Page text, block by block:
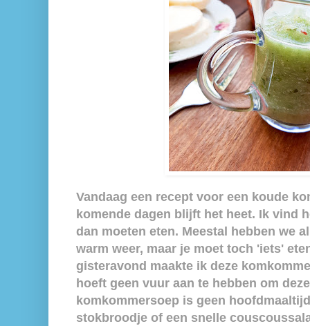
Vandaag een recept voor een koude
komende dagen blijft het heet. Ik vind
dan moeten eten. Meestal hebben we
warm weer, maar je moet toch 'iets'
gisteravond maakte ik deze
hoeft geen vuur aan te hebben om
komkommersoep is geen
stokbroodje of een snelle